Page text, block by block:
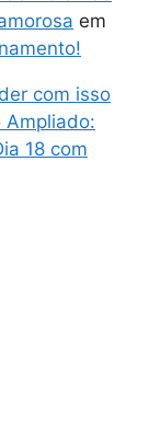
em
com isso
Ampliado:
18 com